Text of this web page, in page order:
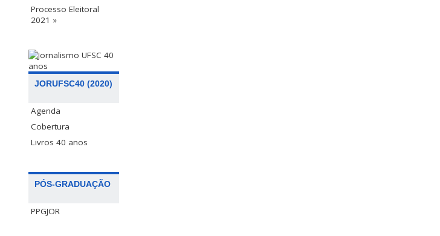
Processo Eleitoral
2021 »
JORUFSC40 (2020)
Agenda
Cobertura
Livros 40 anos
PÓS-GRADUAÇÃO
PPGJOR